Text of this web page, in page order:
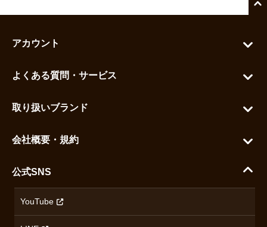
アカウント
お気に入りを見る
よくある質問・サービス
ご利用ガイド
配送・送料について
ハラダの保証とアフターサービス
取り扱いブランド
セイコー
カシオ
会社概要・規約
沿革
公式SNS
YouTube